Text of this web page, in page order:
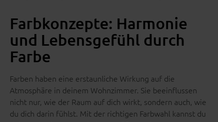
Farbkonzepte: Harmonie
und Lebensgefühl durch
Farbe
Farben haben eine erstaunliche Wirkung auf die
Atmosphäre in deinem Wohnzimmer. Sie beeinflussen
nicht nur, wie der Raum auf dich wirkt, sondern auch, wie
du dich darin fühlst. Mit der richtigen Farbwahl kannst du